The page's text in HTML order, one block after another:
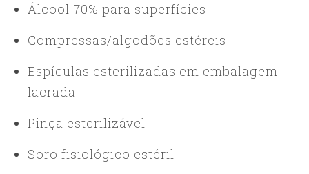
Álcool 70% para superfícies
Compressas/algodões estéreis
Espículas esterilizadas em embalagem
lacrada
Pinça esterilizável
Soro fisiológico estéril